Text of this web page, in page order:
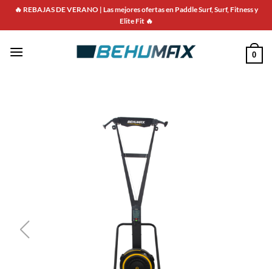
🔥 REBAJAS DE VERANO | Las mejores ofertas en Paddle Surf, Surf, Fitness y
Elite Fit 🔥
0